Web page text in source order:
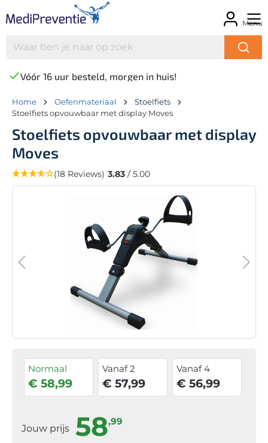
Menu
Vóór 16 uur besteld, morgen in huis!
Home Oefenmateriaal
Stoelfiets
Stoelfiets opvouwbaar met display Moves
Stoelfiets opvouwbaar met display
Moves
(18 Reviews) 3.83 / 5.00
Normaal
€ 58,99
Vanaf 2
€ 57,99
Vanaf 4
€ 56,99
Jouw prijs 58,99